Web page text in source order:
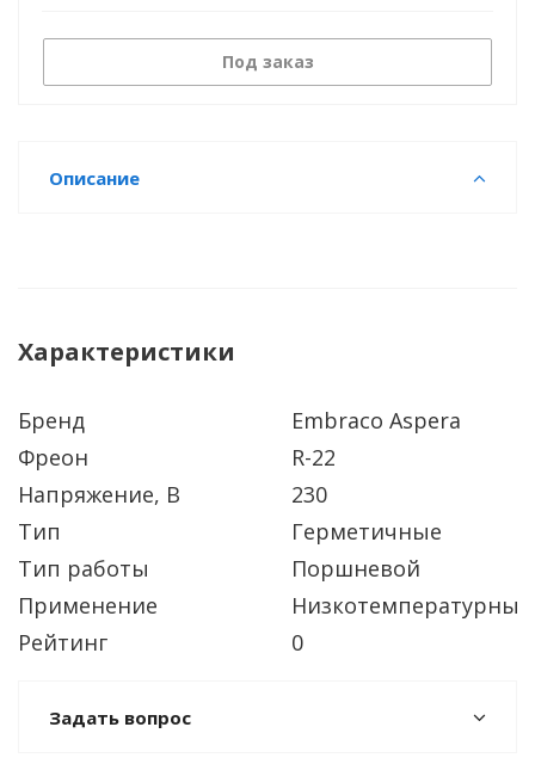
Под заказ
Описание
Характеристики
Бренд
Embraco Aspera
Фреон
R-22
Напряжение, В
230
Тип
Герметичные
Тип работы
Поршневой
Применение
Низкотемпературный
Рейтинг
0
Задать вопрос